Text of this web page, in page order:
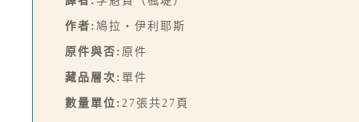
作者: 鳩拉‧伊利耶斯
原件與否: 原件
藏品層次: 單件
數量單位: 27張共27頁